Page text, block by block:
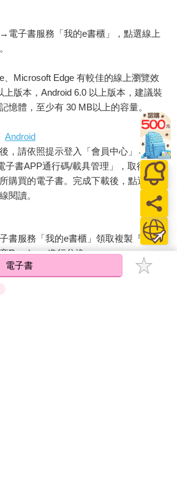
電子書服務「我的e書櫃」，點選線上
、Microsoft Edge 有較佳的線上瀏覽效
上版本，Android 6.0 以上版本，建議裝
憶體，至少有 30 MB以上的容量。
Android
，請依照提示登入「會員中心」→「我
書APP通行碼/載具管理」，取得通行
購買的電子書。完成下載後，點選任一
閱讀。
書服務「我的e書櫃」領取複製『兌換
Readmoo進行兌換。
石堂所購買的電子書僅能以金石堂專屬
電子書